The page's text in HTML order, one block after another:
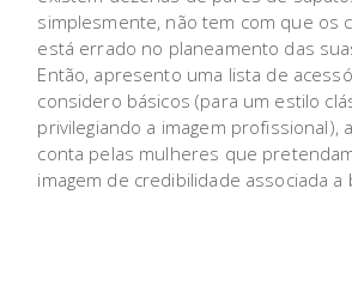
simplesmente, não tem com que os
está errado no planeamento das
Então, apresento uma lista de
considero básicos (para um estilo
privilegiando a imagem profissional),
conta pelas mulheres que
imagem de credibilidade associada a